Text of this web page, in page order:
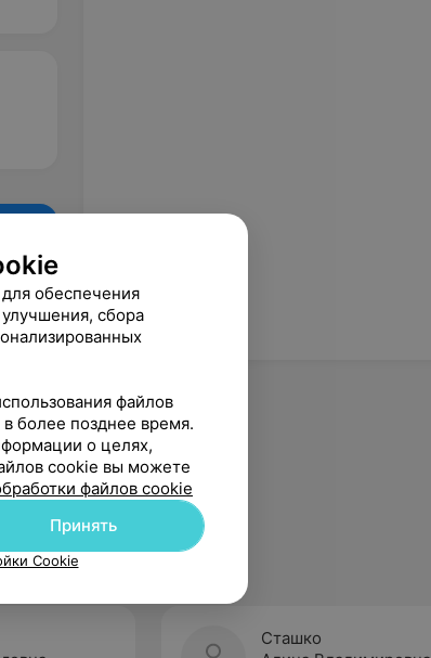
Сташко
обеспечения
улучшения, сбора
файлов
более позднее время.
о целях,
cookie вы можете
файлов cookie
Принять
Cookie